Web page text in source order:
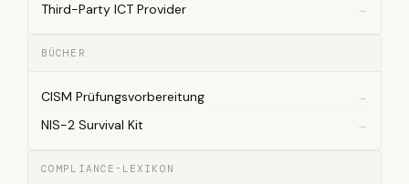
Third-Party ICT Provider
BÜCHER
CISM Prüfungsvorbereitung
NIS-2 Survival Kit
COMPLIANCE-LEXIKON